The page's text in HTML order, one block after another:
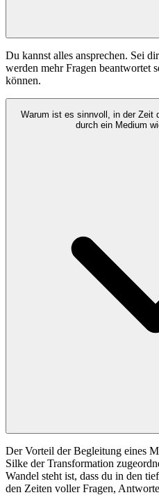
Du kannst alles ansprechen. Sei
werden mehr Fragen beantwortet
können.
Warum ist es sinnvoll, in der Zeit
durch ein Medium
Der Vorteil der Begleitung eines
Silke der Transformation
Wandel steht ist, dass du in den
den Zeiten voller Fragen,